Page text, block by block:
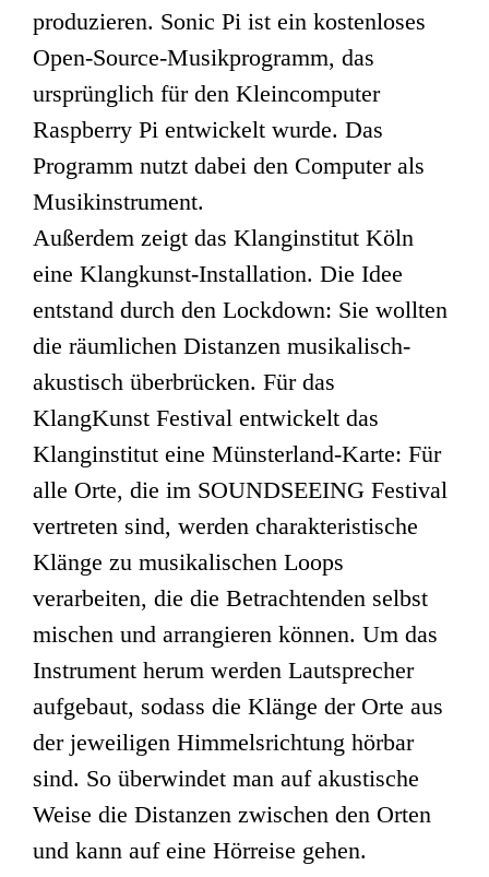
produzieren. Sonic Pi ist ein kostenloses
Open-Source-Musikprogramm, das
ursprünglich für den Kleincomputer
Raspberry Pi entwickelt wurde. Das
Programm nutzt dabei den Computer als
Musikinstrument.
Außerdem zeigt das Klanginstitut Köln
eine Klangkunst-Installation. Die Idee
entstand durch den Lockdown: Sie wollten
die räumlichen Distanzen musikalisch-
akustisch überbrücken. Für das
KlangKunst Festival entwickelt das
Klanginstitut eine Münsterland-Karte: Für
alle Orte, die im SOUNDSEEING Festival
vertreten sind, werden charakteristische
Klänge zu musikalischen Loops
verarbeiten, die die Betrachtenden selbst
mischen und arrangieren können. Um das
Instrument herum werden Lautsprecher
aufgebaut, sodass die Klänge der Orte aus
der jeweiligen Himmelsrichtung hörbar
sind. So überwindet man auf akustische
Weise die Distanzen zwischen den Orten
und kann auf eine Hörreise gehen.